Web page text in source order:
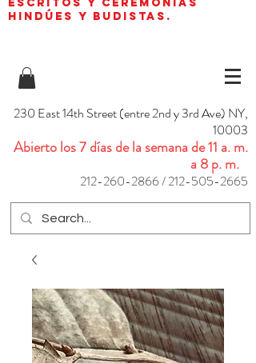
escritos y ceremonias
hindúes y budistas.
230 East 14th Street (entre 2nd y 3rd Ave) NY,
10003
Abierto los 7 días de la semana de 11 a. m.
a 8 p. m.
212-260-2866/212-505-2665